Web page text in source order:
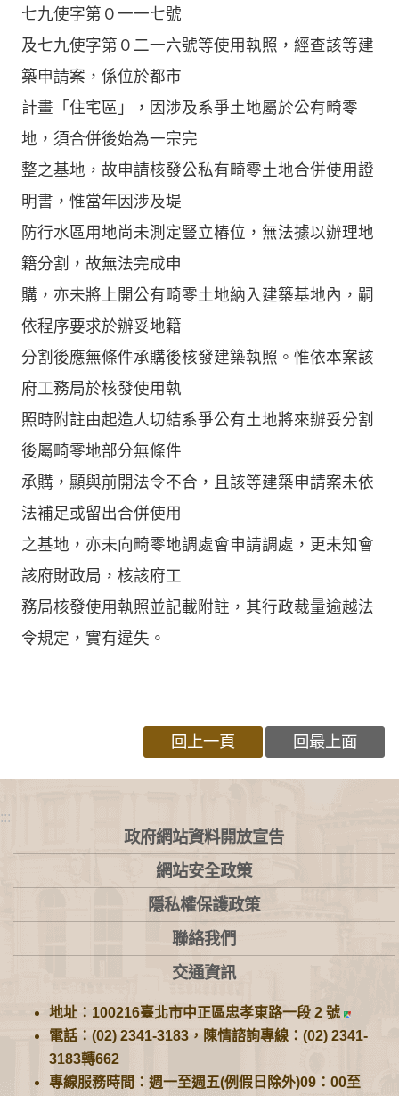
七九使字第０一一七號
及七九使字第０二一六號等使用執照，經查該等建
築申請案，係位於都市
計畫「住宅區」，因涉及系爭土地屬於公有畸零
地，須合併後始為一宗完
整之基地，故申請核發公私有畸零土地合併使用證
明書，惟當年因涉及堤
防行水區用地尚未測定豎立樁位，無法據以辦理地
籍分割，故無法完成申
購，亦未將上開公有畸零土地納入建築基地內，嗣
依程序要求於辦妥地籍
分割後應無條件承購後核發建築執照。惟依本案該
府工務局於核發使用執
照時附註由起造人切結系爭公有土地將來辦妥分割
後屬畸零地部分無條件
承購，顯與前開法令不合，且該等建築申請案未依
法補足或留出合併使用
之基地，亦未向畸零地調處會申請調處，更未知會
該府財政局，核該府工
務局核發使用執照並記載附註，其行政裁量逾越法
令規定，實有違失。
回上一頁 回最上面
:::
政府網站資料開放宣告
網站安全政策
隱私權保護政策
聯絡我們
交通資訊
地址：100216臺北市中正區忠孝東路一段 2 號
電話：(02) 2341-3183，陳情諮詢專線：(02) 2341-
3183轉662
專線服務時間：週一至週五(例假日除外)09：00至